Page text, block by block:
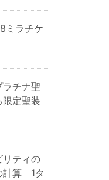
ミラチケ
ラチナ聖
定聖装
リティの
計算 1タ